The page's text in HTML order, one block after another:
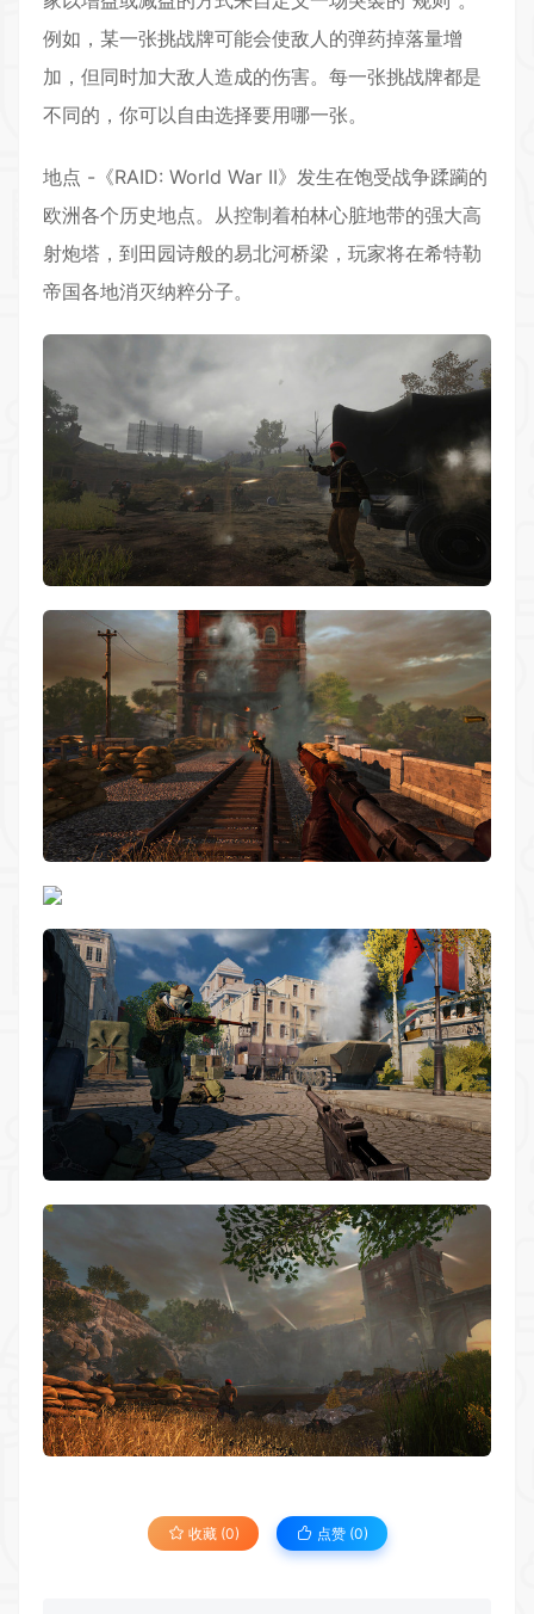
例如，某一张挑战牌可能会使敌人的弹药掉落量增
加，但同时加大敌人造成的伤害。每一张挑战牌都是
不同的，你可以自由选择要用哪一张。
地点 -《RAID: World War II》发生在饱受战争蹂躏的
欧洲各个历史地点。从控制着柏林心脏地带的强大高
射炮塔，到田园诗般的易北河桥梁，玩家将在希特勒
帝国各地消灭纳粹分子。
收藏 (0) 点赞 (0)